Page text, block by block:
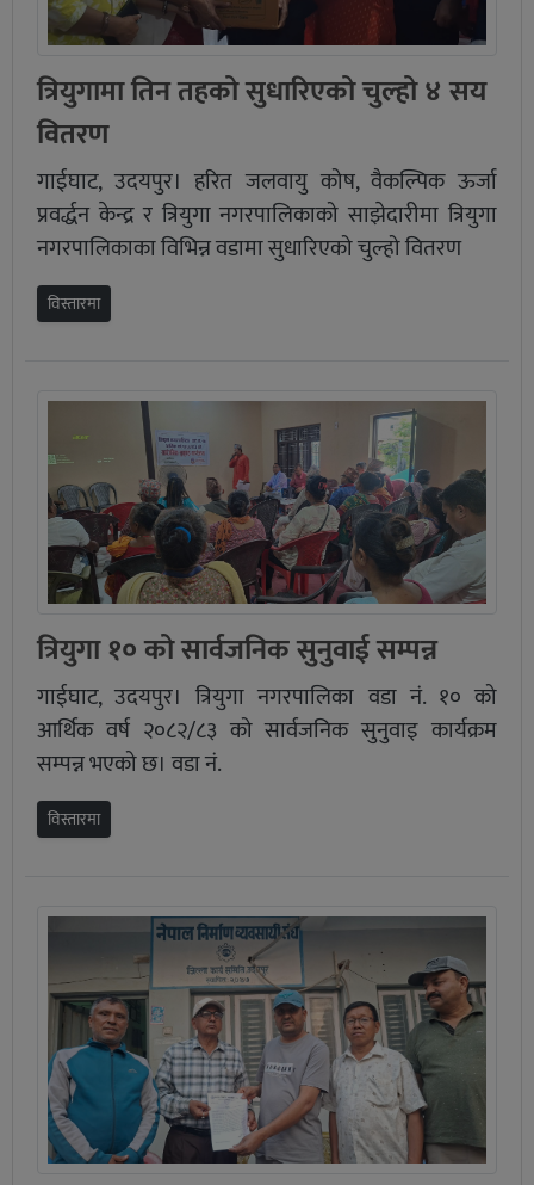
त्रियुगामा तिन तहको सुधारिएको चुल्हो ४ सय
वितरण
गाईघाट, उदयपुर। हरित जलवायु कोष, वैकल्पिक ऊर्जा
प्रवर्द्धन केन्द्र र त्रियुगा नगरपालिकाको साझेदारीमा त्रियुगा
नगरपालिकाका विभिन्न वडामा सुधारिएको चुल्हो वितरण
विस्तारमा
त्रियुगा १० को सार्वजनिक सुनुवाई सम्पन्न
गाईघाट, उदयपुर। त्रियुगा नगरपालिका वडा नं. १० को
आर्थिक वर्ष २०८२/८३ को सार्वजनिक सुनुवाइ कार्यक्रम
सम्पन्न भएको छ। वडा नं.
विस्तारमा